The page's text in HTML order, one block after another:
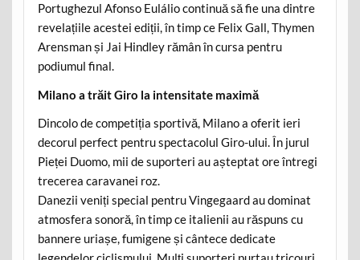
Portughezul Afonso Eulálio continuă să fie una dintre
revelațiile acestei ediții, în timp ce Felix Gall, Thymen
Arensman și Jai Hindley rămân în cursa pentru
podiumul final.
Milano a trăit Giro la intensitate maximă
Dincolo de competiția sportivă, Milano a oferit ieri
decorul perfect pentru spectacolul Giro-ului. În jurul
Pieței Duomo, mii de suporteri au așteptat ore întregi
trecerea caravanei roz.
Danezii veniți special pentru Vingegaard au dominat
atmosfera sonoră, în timp ce italienii au răspuns cu
bannere uriașe, fumigene și cântece dedicate